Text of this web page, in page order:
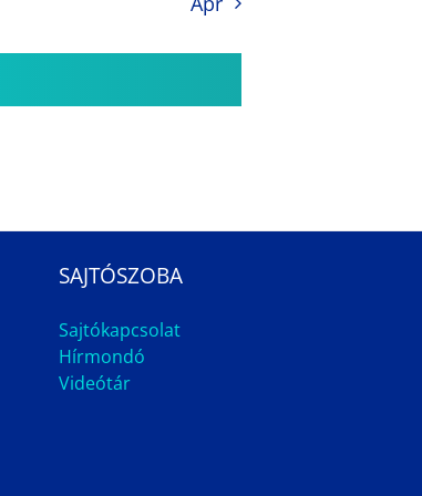
SAJTÓSZOBA
Sajtókapcsolat
Hírmondó
Videótár